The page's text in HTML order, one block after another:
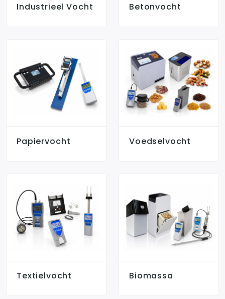
Industrieel Vocht Betonvocht
Papiervocht Voedselvocht
Textielvocht Biomassa